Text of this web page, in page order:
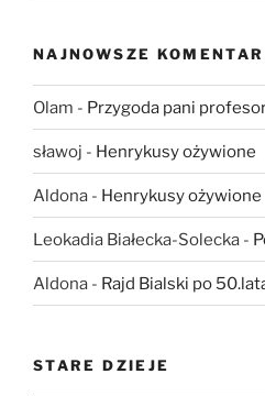
NAJNOWSZE
Olam - Przygoda pani
sławoj - Henrykusy ożywione
Aldona - Henrykusy ożywione
Leokadia Białecka-Solecka -
Aldona - Rajd Bialski po
STARE DZIEJE